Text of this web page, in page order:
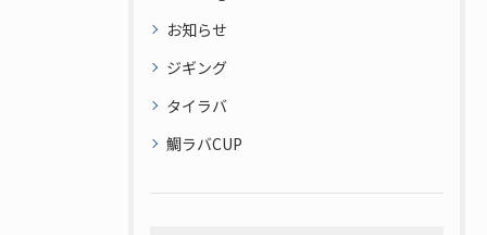
お知らせ
ジギング
タイラバ
鯛ラバCUP